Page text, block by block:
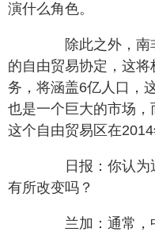
演什么角色。
除此之外，南
的自由贸易协定，这
务，将涵盖6亿人口，
也是一个巨大的市场，
这个自由贸易区在
日报：你认为
有所改变吗？
兰加：通常，